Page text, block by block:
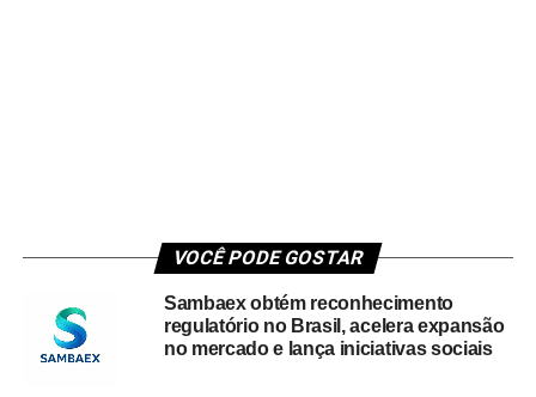
VOCÊ PODE GOSTAR
Sambaex obtém reconhecimento
regulatório no Brasil, acelera expansão
no mercado e lança iniciativas sociais